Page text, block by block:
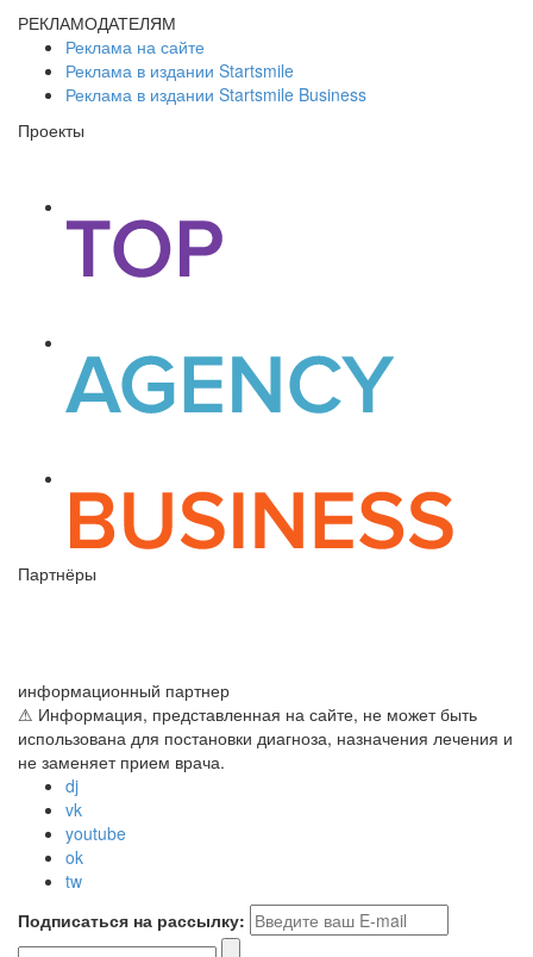
РЕКЛАМОДАТЕЛЯМ
Реклама на сайте
Реклама в издании Startsmile
Реклама в издании Startsmile Business
Проекты
Партнёры
информационный партнер
⚠ Информация, представленная на сайте, не может быть
использована для постановки диагноза, назначения лечения и
не заменяет прием врача.
dj
vk
youtube
ok
tw
Подписаться на рассылку: